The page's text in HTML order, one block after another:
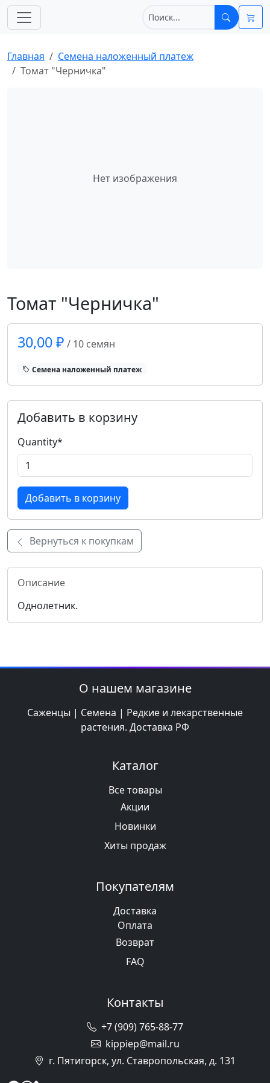
Главная
Cемена наложенный платеж
Томат "Черничка"
Нет изображения
Томат "Черничка"
30,00 ₽ / 10 семян
Cемена наложенный платеж
Добавить в корзину
Quantity*
Вернуться к покупкам
Описание
Однолетник.
О нашем магазине
Саженцы | Семена | Редкие и лекарственные
растения. Доставка РФ
Каталог
Все товары
Акции
Новинки
Хиты продаж
Покупателям
Доставка
Оплата
Возврат
FAQ
Контакты
+7 (909) 765-88-77
kippiep@mail.ru
г. Пятигорск, ул. Ставропольская, д. 131